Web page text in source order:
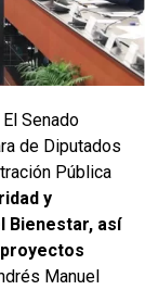
Senado
de Diputados
Pública
y
Bienestar, así
Manuel